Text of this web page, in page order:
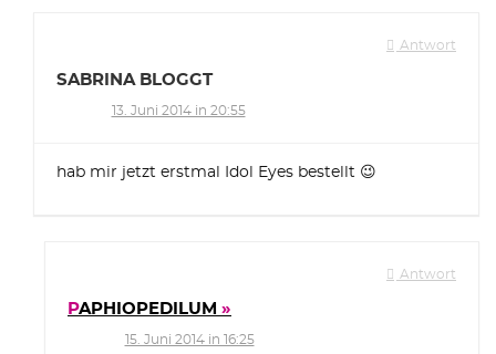
Antwort
SABRINA BLOGGT
13. Juni 2014 in 20:55
hab mir jetzt erstmal Idol Eyes bestellt 😉
Antwort
PAPHIOPEDILUM
15. Juni 2014 in 16:25